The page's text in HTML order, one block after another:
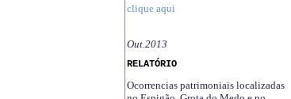
clique aqui
Out.2013
RELATÓRIO
Ocorrencias patrimoniais localizadas